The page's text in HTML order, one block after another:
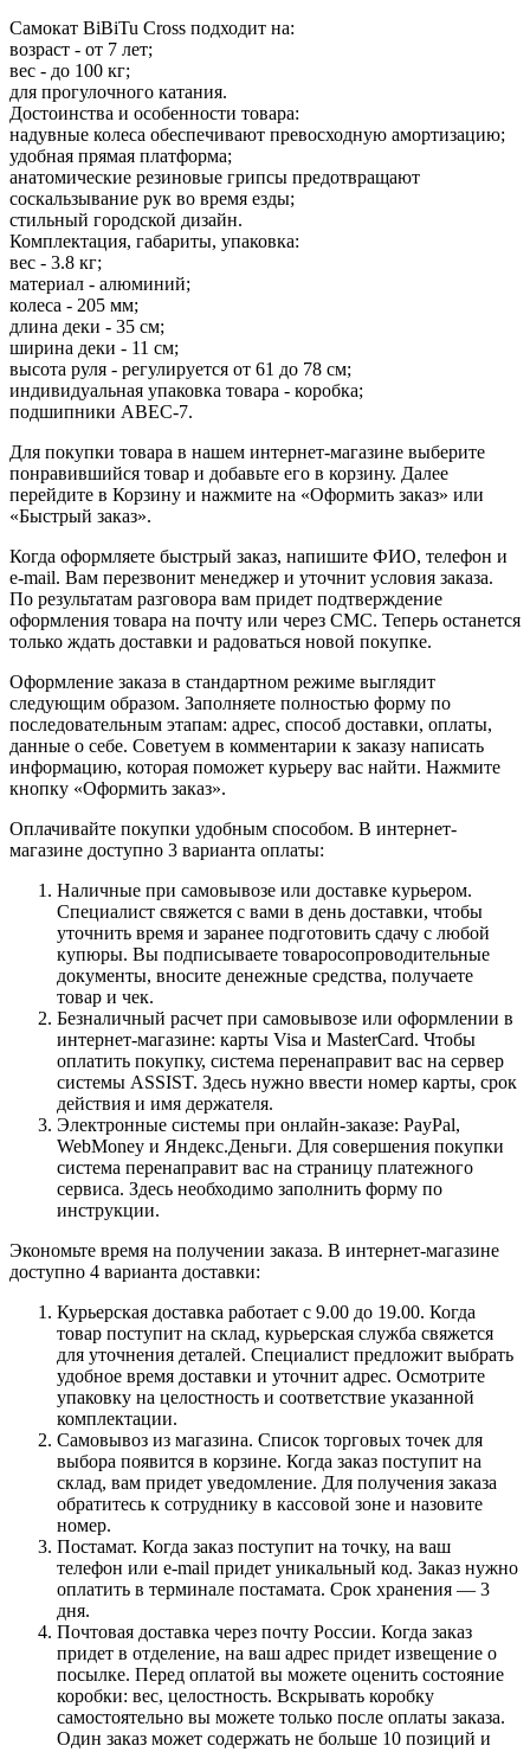
Самокат BiBiTu Cross подходит на:
возраст - от 7 лет;
вес - до 100 кг;
для прогулочного катания.
Достоинства и особенности товара:
надувные колеса обеспечивают превосходную амортизацию;
удобная прямая платформа;
анатомические резиновые грипсы предотвращают
соскальзывание рук во время езды;
стильный городской дизайн.
Комплектация, габариты, упаковка:
вес - 3.8 кг;
материал - алюминий;
колеса - 205 мм;
длина деки - 35 см;
ширина деки - 11 см;
высота руля - регулируется от 61 до 78 см;
индивидуальная упаковка товара - коробка;
подшипники ABEC-7.
Для покупки товара в нашем интернет-магазине выберите
понравившийся товар и добавьте его в корзину. Далее
перейдите в Корзину и нажмите на «Оформить заказ» или
«Быстрый заказ».
Когда оформляете быстрый заказ, напишите ФИО, телефон и
e-mail. Вам перезвонит менеджер и уточнит условия заказа.
По результатам разговора вам придет подтверждение
оформления товара на почту или через СМС. Теперь останется
только ждать доставки и радоваться новой покупке.
Оформление заказа в стандартном режиме выглядит
следующим образом. Заполняете полностью форму по
последовательным этапам: адрес, способ доставки, оплаты,
данные о себе. Советуем в комментарии к заказу написать
информацию, которая поможет курьеру вас найти. Нажмите
кнопку «Оформить заказ».
Оплачивайте покупки удобным способом. В интернет-
магазине доступно 3 варианта оплаты:
Наличные при самовывозе или доставке курьером.
Специалист свяжется с вами в день доставки, чтобы
уточнить время и заранее подготовить сдачу с любой
купюры. Вы подписываете товаросопроводительные
документы, вносите денежные средства, получаете
товар и чек.
Безналичный расчет при самовывозе или оформлении в
интернет-магазине: карты Visa и MasterCard. Чтобы
оплатить покупку, система перенаправит вас на сервер
системы ASSIST. Здесь нужно ввести номер карты, срок
действия и имя держателя.
Электронные системы при онлайн-заказе: PayPal,
WebMoney и Яндекс.Деньги. Для совершения покупки
система перенаправит вас на страницу платежного
сервиса. Здесь необходимо заполнить форму по
инструкции.
Экономьте время на получении заказа. В интернет-магазине
доступно 4 варианта доставки:
Курьерская доставка работает с 9.00 до 19.00. Когда
товар поступит на склад, курьерская служба свяжется
для уточнения деталей. Специалист предложит выбрать
удобное время доставки и уточнит адрес. Осмотрите
упаковку на целостность и соответствие указанной
комплектации.
Самовывоз из магазина. Список торговых точек для
выбора появится в корзине. Когда заказ поступит на
склад, вам придет уведомление. Для получения заказа
обратитесь к сотруднику в кассовой зоне и назовите
номер.
Постамат. Когда заказ поступит на точку, на ваш
телефон или e-mail придет уникальный код. Заказ нужно
оплатить в терминале постамата. Срок хранения — 3
дня.
Почтовая доставка через почту России. Когда заказ
придет в отделение, на ваш адрес придет извещение о
посылке. Перед оплатой вы можете оценить состояние
коробки: вес, целостность. Вскрывать коробку
самостоятельно вы можете только после оплаты заказа.
Один заказ может содержать не больше 10 позиций и